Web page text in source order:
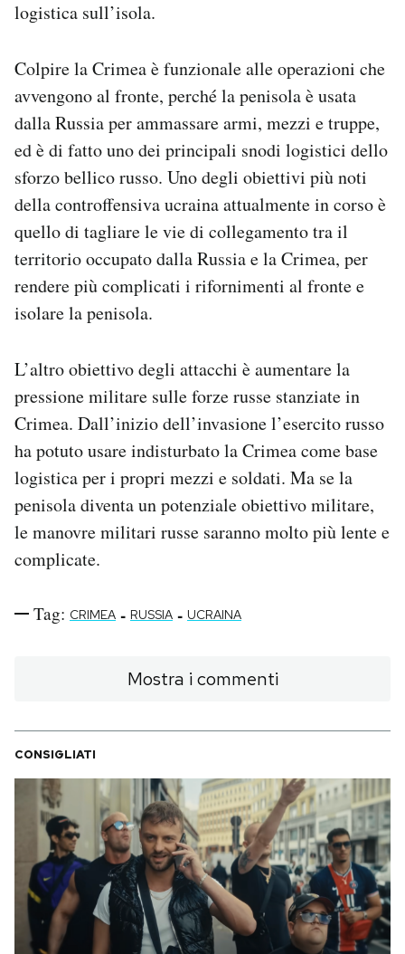
logistica sull’isola.
Colpire la Crimea è funzionale alle operazioni che
avvengono al fronte, perché la penisola è usata
dalla Russia per ammassare armi, mezzi e truppe,
ed è di fatto uno dei principali snodi logistici dello
sforzo bellico russo. Uno degli obiettivi più noti
della controffensiva ucraina attualmente in corso è
quello di tagliare le vie di collegamento tra il
territorio occupato dalla Russia e la Crimea, per
rendere più complicati i rifornimenti al fronte e
isolare la penisola.
L’altro obiettivo degli attacchi è aumentare la
pressione militare sulle forze russe stanziate in
Crimea. Dall’inizio dell’invasione l’esercito russo
ha potuto usare indisturbato la Crimea come base
logistica per i propri mezzi e soldati. Ma se la
penisola diventa un potenziale obiettivo militare,
le manovre militari russe saranno molto più lente e
complicate.
Tag: CRIMEA - RUSSIA - UCRAINA
Mostra i commenti
CONSIGLIATI